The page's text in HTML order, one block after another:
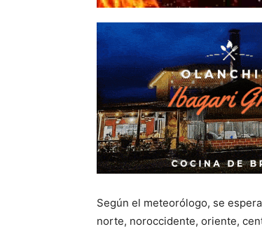
Según el meteorólogo, se
norte, noroccidente, oriente,